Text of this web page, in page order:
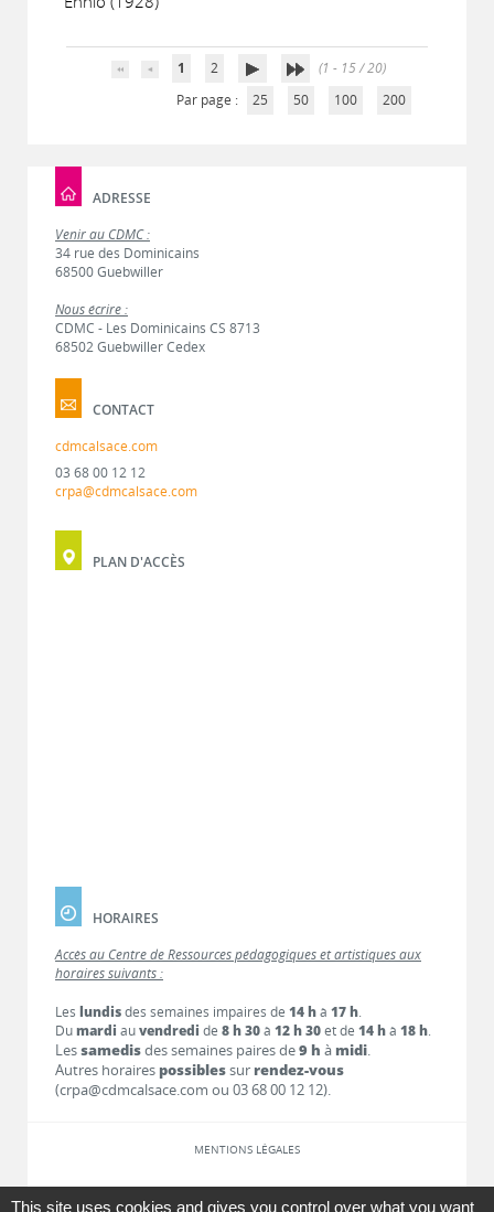
1 2
(1 - 15 / 20)
Par page :
25 50 100 200
ADRESSE
Venir au CDMC :
34 rue des Dominicains
68500 Guebwiller
Nous écrire :
CDMC - Les Dominicains CS 8713
68502 Guebwiller Cedex
CONTACT
cdmcalsace.com
03 68 00 12 12
crpa@cdmcalsace.com
PLAN D'ACCÈS
HORAIRES
Accès au Centre de Ressources pédagogiques et artistiques aux
horaires suivants :
Les lundisdes semaines impaires de 14 hà 17 h.
Dumardi auvendredi de 8 h 30à 12 h 30et de 14 hà 18 h.
Lessamedisdes semaines paires de9 h à midi.
Autres horaires possiblessur rendez-vous
(crpa@cdmcalsace.com ou 03 68 00 12 12).
MENTIONS LÉGALES
LIENS
This site uses cookies and gives you control over what you want